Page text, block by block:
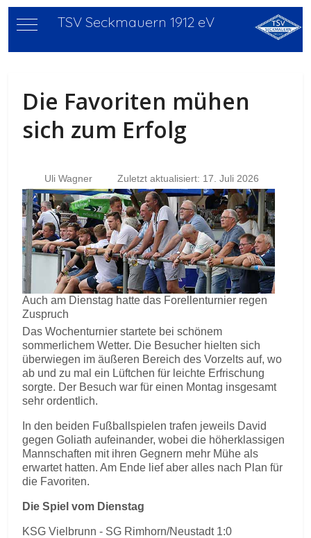
Mobile Menu Toggle
TSV Seckmauern 1912 eV
Die Favoriten mühen
sich zum Erfolg
Uli Wagner Zuletzt aktualisiert: 17. Juli 2026
Auch am Dienstag hatte das Forellenturnier regen
Zuspruch
Das Wochenturnier startete bei schönem
sommerlichem Wetter. Die Besucher hielten sich
überwiegen im äußeren Bereich des Vorzelts auf, wo
ab und zu mal ein Lüftchen für leichte Erfrischung
sorgte. Der Besuch war für einen Montag insgesamt
sehr ordentlich.
In den beiden Fußballspielen trafen jeweils David
gegen Goliath aufeinander, wobei die höherklassigen
Mannschaften mit ihren Gegnern mehr Mühe als
erwartet hatten. Am Ende lief aber alles nach Plan für
die Favoriten.
Die Spiel vom Dienstag
KSG Vielbrunn - SG Rimhorn/Neustadt 1:0